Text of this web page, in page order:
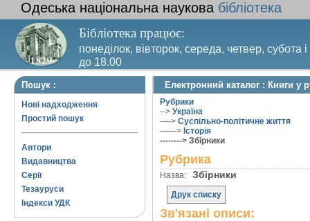
Одеська національна наукова бібліотека
Бібліотека працює:
понеділок, вівторок, середа, четвер, субота
до 18.00
Вихідний день – п’ятниця. Останній четвер
Пошук :
Нові надходження
Простий пошук
Автори
Видавництва
Серії
Тезауруси
Індекси УДК
Електронний каталог : Книги у
Рубрики
--> Україна
----> Суспільно-політичне життя
------> Історія
--------> Збірники
Рубрика
Назва: Збірники
Друк списку
Зв'язані описи: